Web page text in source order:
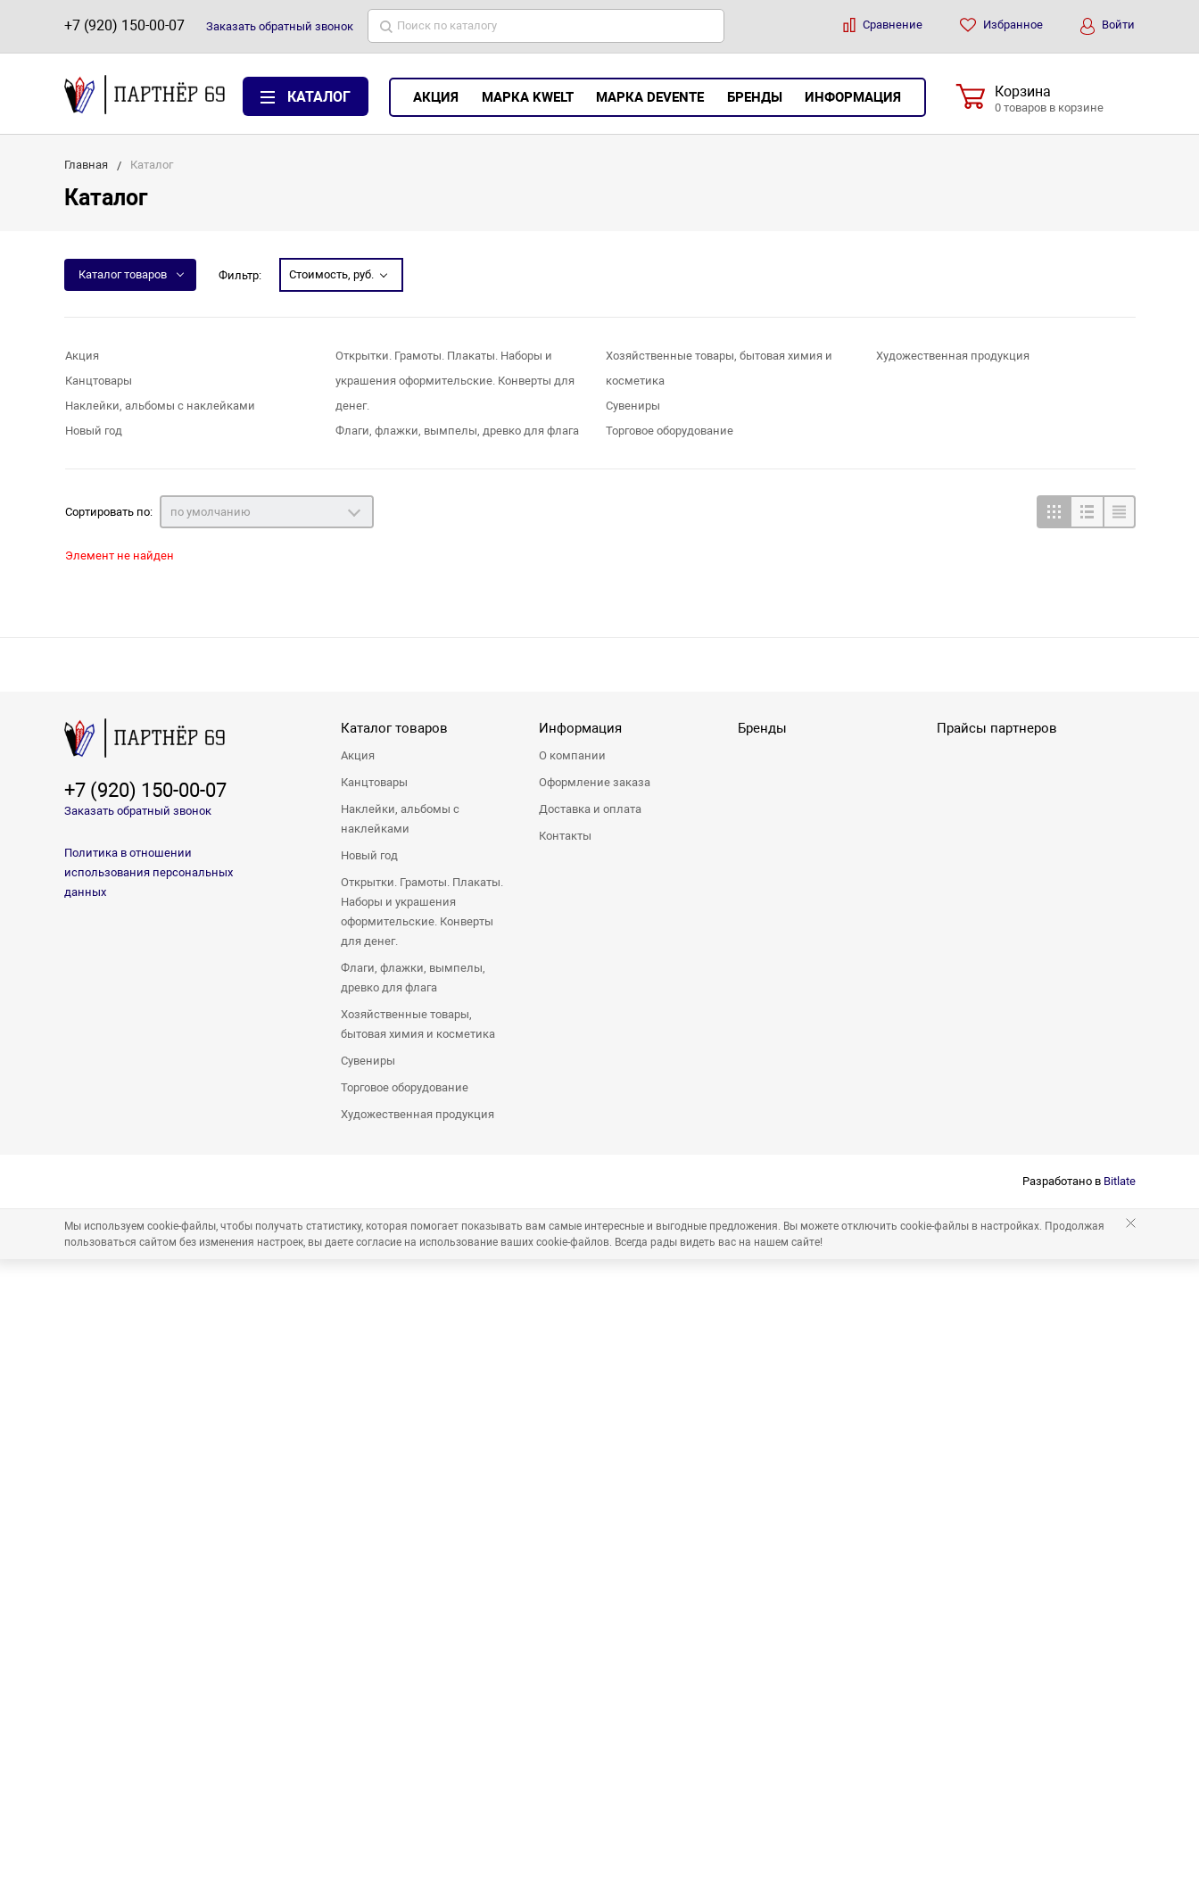
+7 (920) 150-00-07 Заказать обратный звонок Сравнение Избранное Войти
КАТАЛОГ АКЦИЯ МАРКА KWELT МАРКА DEVENTE БРЕНДЫ ИНФОРМАЦИЯ Корзина
0 товаров в корзине
Главная Каталог
Каталог
Каталог товаров Фильтр: Стоимость, руб.
Акция
Канцтовары
Наклейки, альбомы с наклейками
Новый год
Открытки. Грамоты. Плакаты. Наборы и
украшения оформительские. Конверты для
денег.
Флаги, флажки, вымпелы, древко для флага
Хозяйственные товары, бытовая химия и
косметика
Сувениры
Торговое оборудование
Художественная продукция
Сортировать по: по умолчанию
Элемент не найден
+7 (920) 150-00-07
Заказать обратный звонок
Политика в отношении
использования персональных
данных
Каталог товаров
Акция
Канцтовары
Наклейки, альбомы с
наклейками
Новый год
Открытки. Грамоты. Плакаты.
Наборы и украшения
оформительские. Конверты
для денег.
Флаги, флажки, вымпелы,
древко для флага
Хозяйственные товары,
бытовая химия и косметика
Сувениры
Торговое оборудование
Художественная продукция
Информация
О компании
Оформление заказа
Доставка и оплата
Контакты
Бренды Прайсы партнеров
Разработано в Bitlate
Мы используем cookie-файлы, чтобы получать статистику, которая помогает показывать вам самые интересные и выгодные предложения. Вы можете отключить cookie-файлы в настройках. Продолжая
пользоваться сайтом без изменения настроек, вы даете согласие на использование ваших cookie-файлов. Всегда рады видеть вас на нашем сайте!